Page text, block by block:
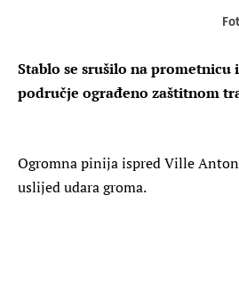
Stablo se srušilo na
područje ograđeno zaštitnom
Ogromna pinija ispred Ville
uslijed udara groma.